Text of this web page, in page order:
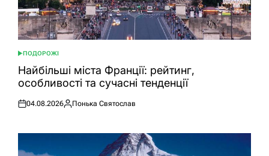
ОПУБЛІКУВАТИ
У
ПОДОРОЖІ
Найбільші міста Франції: рейтинг,
особливості та сучасні тенденції
Оприлюднено
04.08.2026
Опубліковано
Понька Святослав